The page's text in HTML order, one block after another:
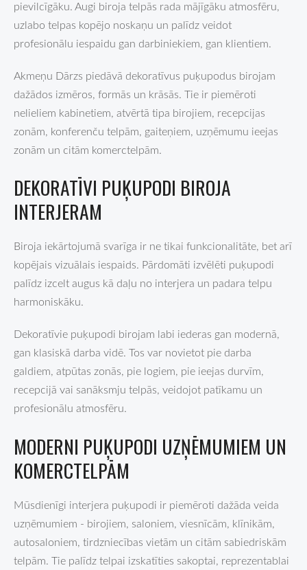
pievilcīgāku. Augi biroja telpās rada mājīgāku atmosfēru,
uzlabo telpas kopējo noskaņu un palīdz veidot
profesionālu iespaidu gan darbiniekiem, gan klientiem.
Akmeņu Dārzs piedāvā dekoratīvus puķupodus birojam
dažādos izmēros, formās un krāsās. Tie ir piemēroti
nelieliem kabinetiem, atvērtā tipa birojiem, recepcijas
zonām, konferenču telpām, gaiteņiem, uzņēmumu ieejas
zonām un citām komerctelpām.
DEKORATĪVI PUĶUPODI BIROJA
INTERJERAM
Biroja iekārtojumā svarīga ir ne tikai funkcionalitāte, bet arī
kopējais vizuālais iespaids. Pārdomāti izvēlēti puķupodi
palīdz izcelt augus kā daļu no interjera un padara telpu
harmoniskāku.
Dekoratīvie puķupodi birojam labi iederas gan modernā,
gan klasiskā darba vidē. Tos var novietot pie darba
galdiem, atpūtas zonās, pie logiem, pie ieejas durvīm,
recepcijā vai sanāksmju telpās, veidojot patīkamu un
profesionālu atmosfēru.
MODERNI PUĶUPODI UZŅĒMUMIEM UN
KOMERCTELPĀM
Mūsdienīgi interjera puķupodi ir piemēroti dažāda veida
uzņēmumiem - birojiem, saloniem, viesnīcām, klīnikām,
autosaloniem, tirdzniecības vietām un citām sabiedriskām
telpām. Tie palīdz telpai izskatīties sakoptai, reprezentablai